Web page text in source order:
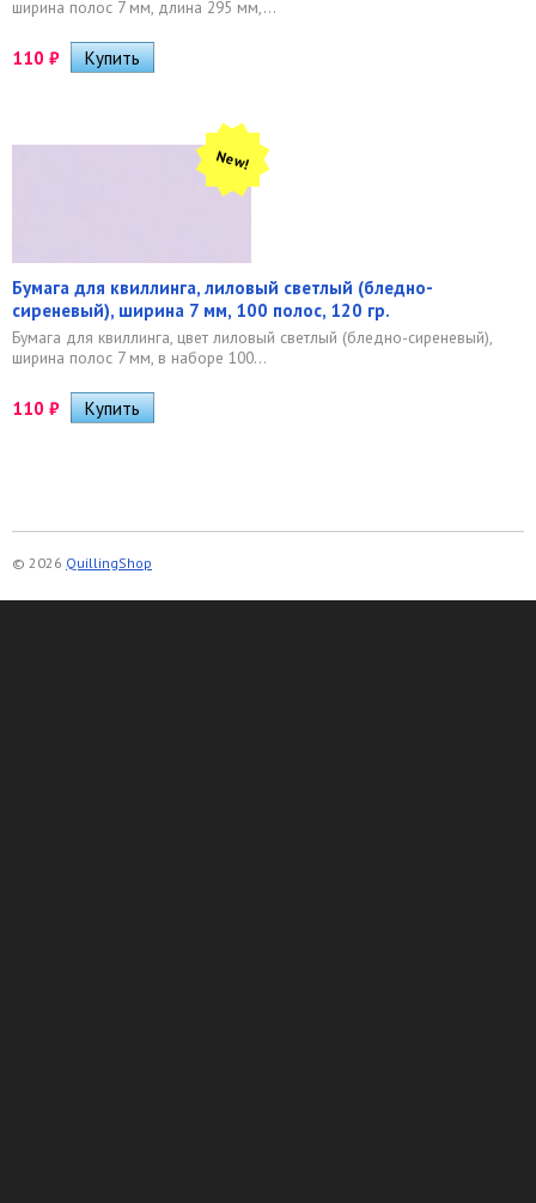
ширина полос 7 мм, длина 295 мм,...
110 ₽
New!
Бумага для квиллинга, лиловый светлый (бледно-
сиреневый), ширина 7 мм, 100 полос, 120 гр.
Бумага для квиллинга, цвет лиловый светлый (бледно-сиреневый),
ширина полос 7 мм, в наборе 100...
110 ₽
© 2026 QuillingShop